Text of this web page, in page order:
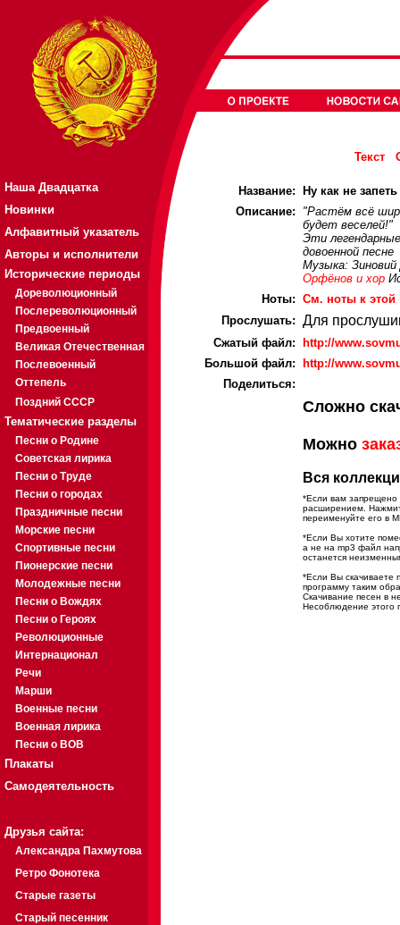
Наша Двадцатка
Новинки
Алфавитный указатель
Авторы и исполнители
Исторические периоды
Дореволюционный
Послереволюционный
Предвоенный
Великая Отечественная
Послевоенный
Оттепель
Поздний СССР
Тематические разделы
Песни о Родине
Советская лирика
Песни о Труде
Песни о городах
Праздничные песни
Морские песни
Спортивные песни
Пионерские песни
Молодежные песни
Песни о Вождях
Песни о Героях
Революционные
Интернационал
Речи
Марши
Военные песни
Военная лирика
Песни о ВОВ
Плакаты
Самодеятельность
Друзья сайта:
Александра Пахмутова
Ретро Фонотека
Старые газеты
Старый песенник
Текст
Название:
Ну как не
Описание:
"Растём всё
будет веселей!"
Эти
довоенной песне
Музыка:
Орфёнов и хор
Ноты: Cм. ноты к этой
Прослушать: Для
Cжатый файл:
http://
Большой файл:
http://
Поделиться:
Сложно
Можно
Вся
*Если вам запрещено
расширением.
переименуйте его в
*Если Вы хотите
а не на mp3 файл
останется
*Если Вы скачиваете
программу таким
Скачивание песен в
Несоблюдение этого